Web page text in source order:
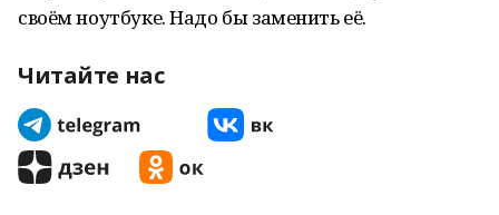
своём ноутбуке. Надо бы заменить её.
Читайте нас